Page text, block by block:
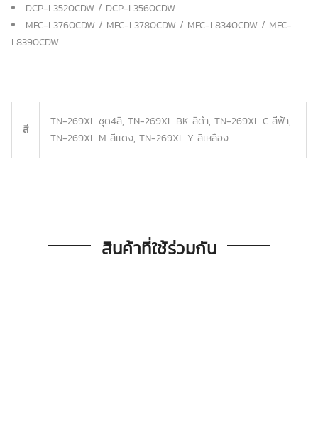
DCP-L3520CDW / DCP-L3560CDW
MFC-L3760CDW / MFC-L3780CDW / MFC-L8340CDW / MFC-
L8390CDW
สี
TN-269XL ชุด4สี, TN-269XL BK สีดำ, TN-269XL C สีฟ้า,
TN-269XL M สีเเดง, TN-269XL Y สีเหลือง
สินค้าที่ใช้ร่วมกัน